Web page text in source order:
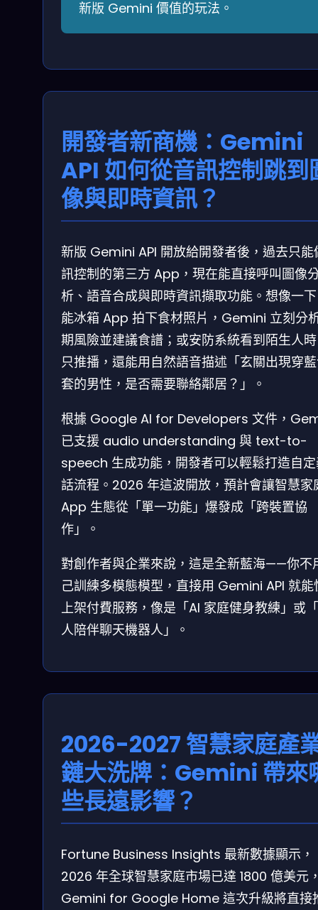
新版 Gemini 價值的玩法。
開發者新商機：Gemini
API 如何從音訊控制跳到
像與即時資訊？
新版 Gemini API 開放給開發者後，過去只能
訊控制的第三方 App，現在能直接呼叫圖像
析、語音合成與即時資訊擷取功能。想像一
能冰箱 App 拍下食材照片，Gemini 立刻分
期風險並建議食譜；或安防系統看到陌生人
只推播，還能用自然語音描述「玄關出現穿
套的男性，是否需要聯絡鄰居？」。
根據 Google AI for Developers 文件，
已支援 audio understanding 與 text-to-
speech 生成功能，開發者可以輕鬆打造自
話流程。2026 年這波開放，預計會讓智慧家
App 生態從「單一功能」爆發成「跨裝置協
作」。
對創作者與企業來說，這是全新藍海——你不
己訓練多模態模型，直接用 Gemini API 就能
上架付費服務，像是「AI 家庭健身教練」或
人陪伴聊天機器人」。
2026-2027 智慧家庭產
鏈大洗牌：Gemini 帶來
些長遠影響？
Fortune Business Insights 最新數據顯示，
2026 年全球智慧家庭市場已達 1800 億美元
Gemini for Google Home 這次升級將直接